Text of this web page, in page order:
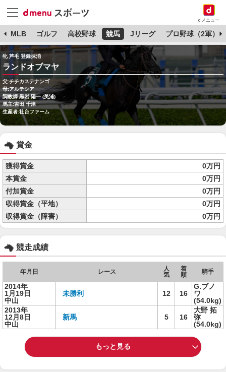
dメニュー
MLB ゴルフ 高校野球 競馬 Jリーグ プロ野球（2軍）
牝 芦毛 登録抹消
ランドオブマヤ
父:チチカステナンゴ
母:アルテシア
調教師:黒岩 陽一 (美浦)
馬主:吉田 千津
生産者:社台ファーム
賞金
獲得賞金
0万円
本賞金
0万円
付加賞金
0万円
収得賞金（平地）
0万円
収得賞金（障害）
0万円
競走成績
年月日 レース
人
気
着
順
騎手
2014年
1月19日
中山
未勝利 12 16
G.ブノ
ワ
(54.0kg)
2013年
12月8日
中山
新馬 5 16
大野 拓
弥
(54.0kg)
もっと見る